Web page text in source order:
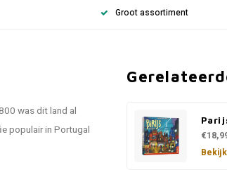
Groot assortiment
was dit land al
populair in Portugal